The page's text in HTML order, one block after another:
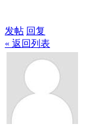
发帖 回复
« 返回列表